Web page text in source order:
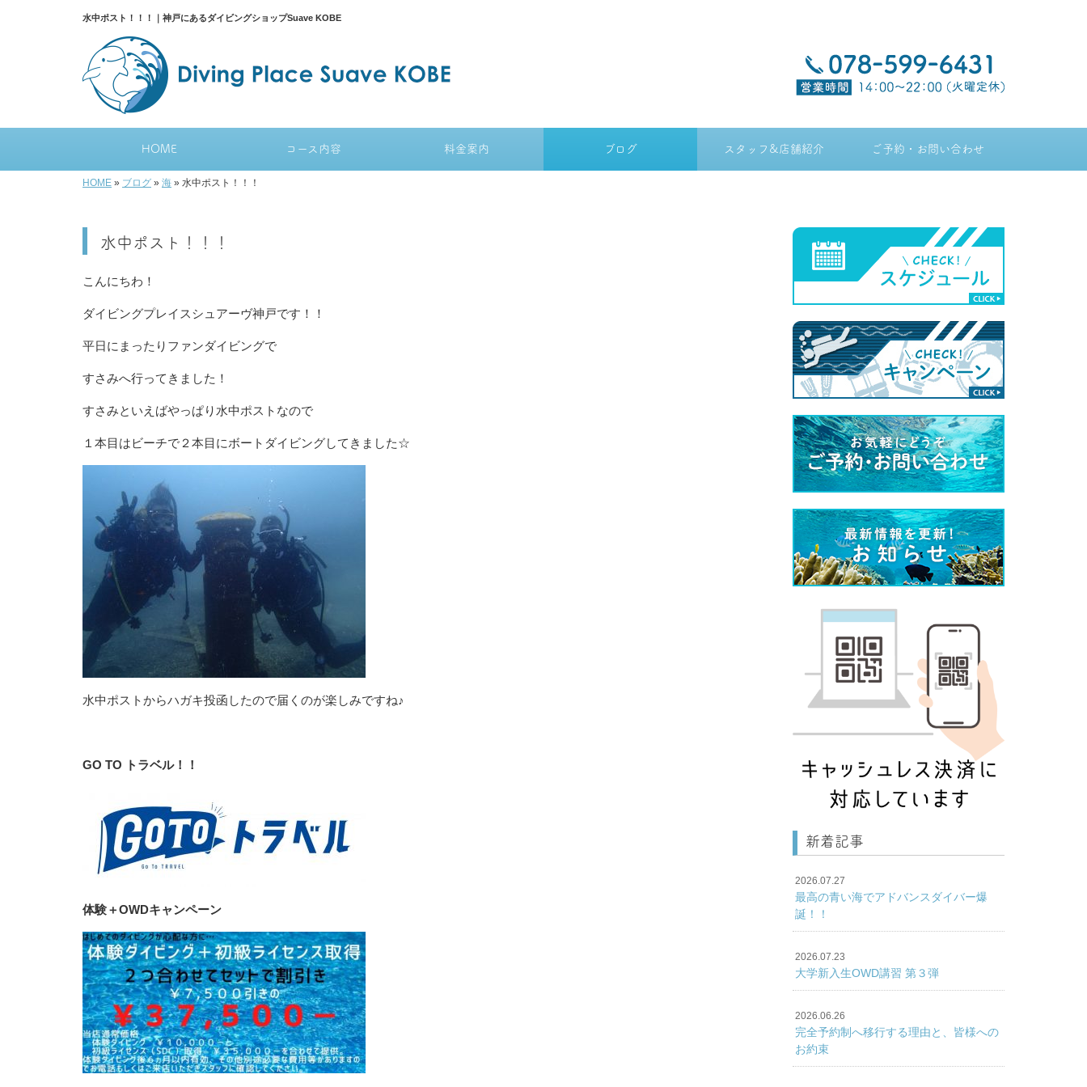
水中ポスト！！！｜神戸にあるダイビングショップSuave KOBE
HOME コース内容 料金案内 ブログ スタッフ&店舗紹介 ご予約・お問い合わせ
HOME » ブログ » 海 » 水中ポスト！！！
水中ポスト！！！
こんにちわ！
ダイビングプレイスシュアーヴ神戸です！！
平日にまったりファンダイビングで
すさみへ行ってきました！
すさみといえばやっぱり水中ポストなので
１本目はビーチで２本目にボートダイビングしてきました☆
水中ポストからハガキ投函したので届くのが楽しみですね♪
GO TO トラベル！！
体験＋OWDキャンペーン
新着記事
2026.07.27
最高の青い海でアドバンスダイバー爆
誕！！
2026.07.23
大学新入生OWD講習 第３弾
2026.06.26
完全予約制へ移行する理由と、皆様への
お約束